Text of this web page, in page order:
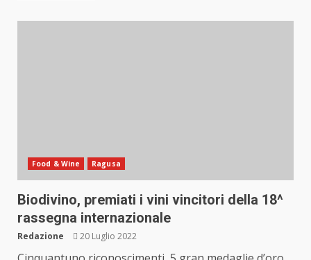
Food & Wine Ragusa
Biodivino, premiati i vini vincitori della 18^
rassegna internazionale
Redazione 20 Luglio 2022